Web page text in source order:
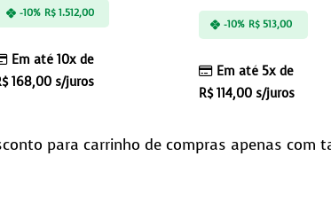
Em até 10x de
168,00 s/juros
-10% R$1.512,00
Em até 5x de
R$114,00s/juros
-10% R$ 513,00
para carrinho de compras apenas com